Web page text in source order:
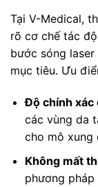
Tại V-Medical,
rõ cơ chế tác
bước sóng laser
mục tiêu. Ưu
Độ chính xác
các vùng da
cho mô xung
Không mất
phương